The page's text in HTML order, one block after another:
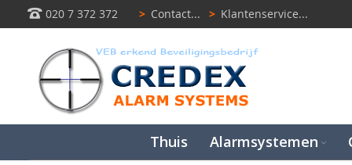
020 7 372 372 > Contact... > Klantenservice...
Thuis Alarmsystemen